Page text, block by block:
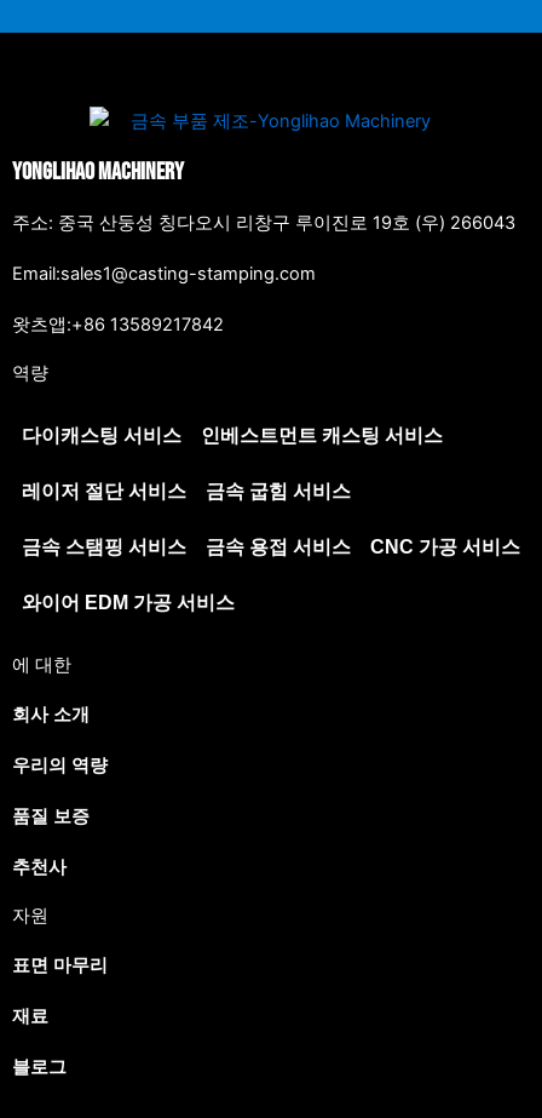
Yonglihao Machinery
주소: 중국 산둥성 칭다오시 리창구 루이진로 19호 (우) 266043
Email:sales1@casting-stamping.com
왓츠앱:+86 13589217842
역량
다이캐스팅 서비스 인베스트먼트 캐스팅 서비스
레이저 절단 서비스 금속 굽힘 서비스
금속 스탬핑 서비스 금속 용접 서비스 CNC 가공 서비스
와이어 EDM 가공 서비스
에 대한
회사 소개
우리의 역량
품질 보증
추천사
자원
표면 마무리
재료
블로그